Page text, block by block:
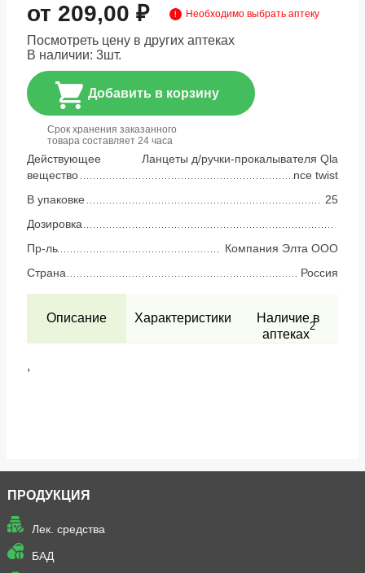
от 209,00 ₽ Необходимо выбрать аптеку
Посмотреть цену в других аптеках
В наличии: 3шт.
Добавить в корзину
Срок хранения заказанного
товара составляет 24 часа
Действующее
вещество
Ланцеты д/ручки-прокалывателя Qla
nce twist
В упаковке
25
Дозировка
Пр-ль
Компания Элта ООО
Страна
Россия
Описание Характеристики
Наличие в
аптеках
2
,
ПРОДУКЦИЯ
Лек. средства
БАД